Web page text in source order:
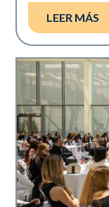
LEER MÁS